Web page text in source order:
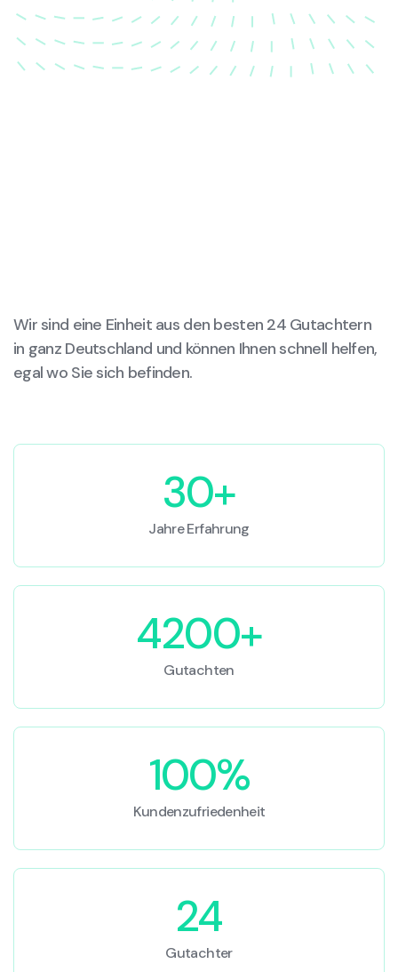
wird.
Wir sind eine Einheit aus den besten 24 Gutachtern
in ganz Deutschland und können Ihnen schnell helfen,
egal wo Sie sich befinden.
30+
Jahre Erfahrung
4200+
Gutachten
100%
Kundenzufriedenheit
24
Gutachter